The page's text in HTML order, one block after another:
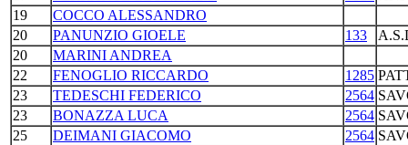
19
COCCO ALESSANDRO
20
PANUNZIO GIOELE 133
20
MARINI ANDREA
22
FENOGLIO RICCARDO 1285
23
TEDESCHI FEDERICO 2564
23
BONAZZA LUCA 2564
25
DEIMANI GIACOMO 2564